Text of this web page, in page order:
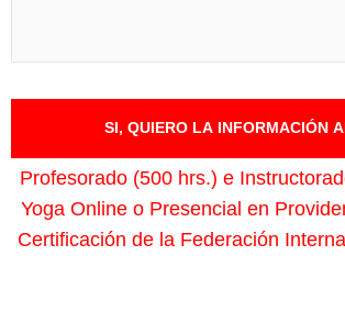
Profesorado (500 hrs.) e
Yoga Online o Presencial en
Certificación de la Federación